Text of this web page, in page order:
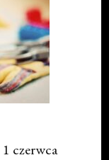
czerwca